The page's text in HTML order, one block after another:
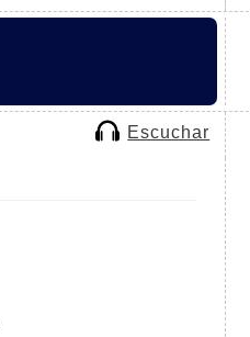
Escuchar